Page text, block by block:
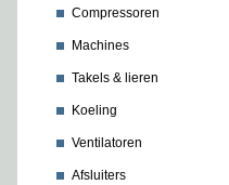
Compressoren
Machines
Takels & lieren
Koeling
Ventilatoren
Afsluiters